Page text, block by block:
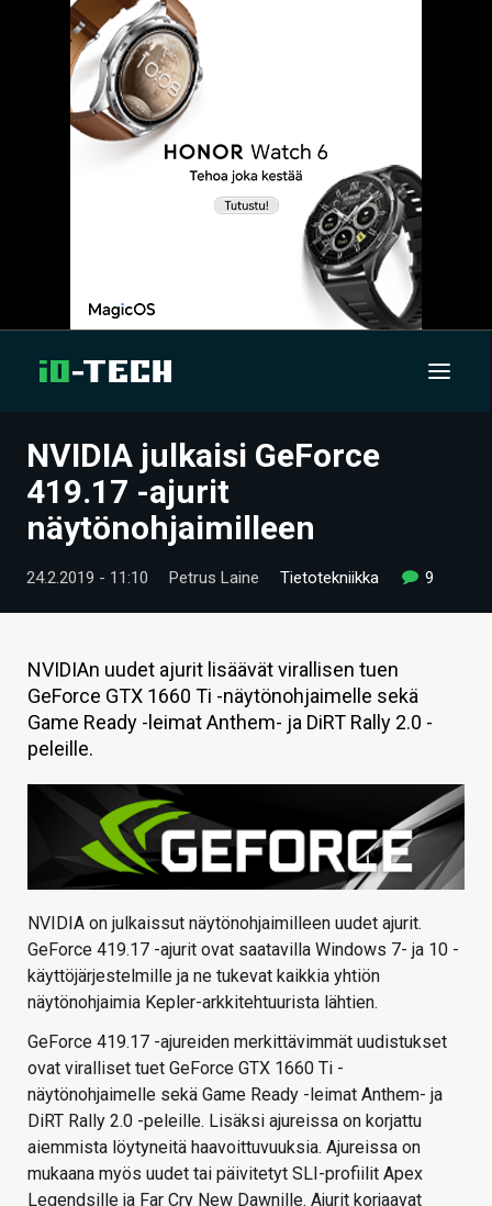
UUTISET
ARTIKKELIT
VIDEOT
TECHBBS
TIETOA
HINTA.FI
KAUPPA
NVIDIA julkaisi GeForce
419.17 -ajurit
näytönohjaimilleen
24.2.2019 - 11:10 Petrus Laine Tietotekniikka 9
NVIDIAn uudet ajurit lisäävät virallisen tuen
GeForce GTX 1660 Ti -näytönohjaimelle sekä
Game Ready -leimat Anthem- ja DiRT Rally 2.0 -
peleille.
NVIDIA on julkaissut näytönohjaimilleen uudet ajurit.
GeForce 419.17 -ajurit ovat saatavilla Windows 7- ja 10 -
käyttöjärjestelmille ja ne tukevat kaikkia yhtiön
näytönohjaimia Kepler-arkkitehtuurista lähtien.
GeForce 419.17 -ajureiden merkittävimmät uudistukset
ovat viralliset tuet GeForce GTX 1660 Ti -
näytönohjaimelle sekä Game Ready -leimat Anthem- ja
DiRT Rally 2.0 -peleille. Lisäksi ajureissa on korjattu
aiemmista löytyneitä haavoittuvuuksia. Ajureissa on
mukaana myös uudet tai päivitetyt SLI-profiilit Apex
Legendsille ja Far Cry New Dawnille. Ajurit korjaavat